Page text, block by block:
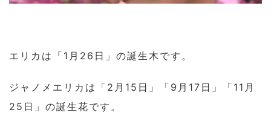
エリカは「1月26日」の誕生木です。
ジャノメエリカは「2月15日」「9月17日」「11月
25日」の誕生花です。